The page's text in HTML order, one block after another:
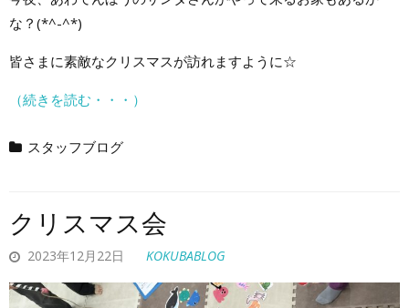
な？(*^-^*)
皆さまに素敵なクリスマスが訪れますように☆
（続きを読む・・・）
スタッフブログ
クリスマス会
2023年12月22日 KOKUBABLOG